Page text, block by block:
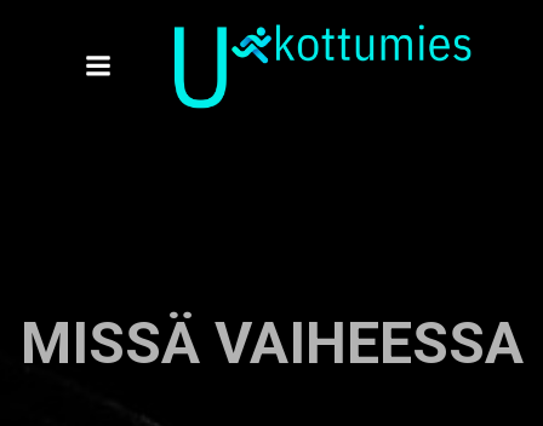
to
MISSÄ VAIHEESSA